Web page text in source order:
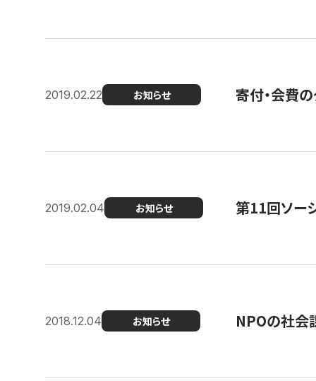
2019.02.22 お知らせ 寄付・会費
2019.02.04 お知らせ 第11回ソー
2018.12.04 お知らせ NPOの社会